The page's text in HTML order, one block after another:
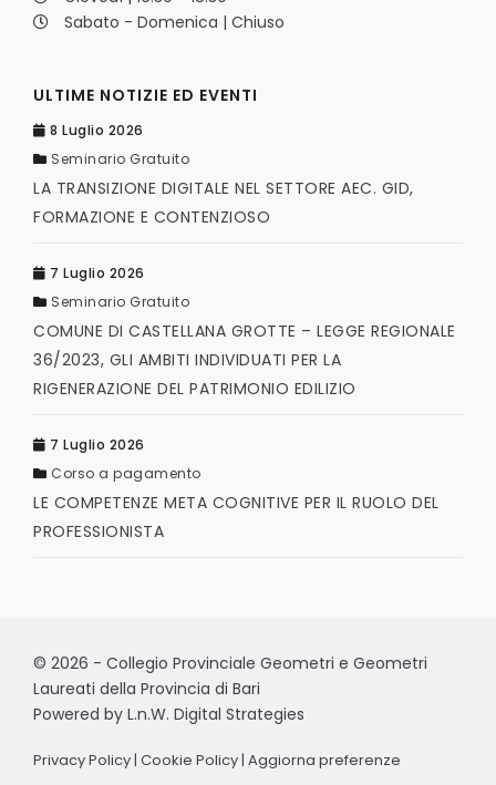
Sabato - Domenica | Chiuso
ULTIME NOTIZIE ED EVENTI
8 Luglio 2026
Seminario Gratuito
LA TRANSIZIONE DIGITALE NEL SETTORE AEC. GID,
FORMAZIONE E CONTENZIOSO
7 Luglio 2026
Seminario Gratuito
COMUNE DI CASTELLANA GROTTE – LEGGE REGIONALE
36/2023, GLI AMBITI INDIVIDUATI PER LA
RIGENERAZIONE DEL PATRIMONIO EDILIZIO
7 Luglio 2026
Corso a pagamento
LE COMPETENZE META COGNITIVE PER IL RUOLO DEL
PROFESSIONISTA
© 2026 - Collegio Provinciale Geometri e Geometri
Laureati della Provincia di Bari
Powered by L.n.W. Digital Strategies
Privacy Policy| Cookie Policy| Aggiorna preferenze